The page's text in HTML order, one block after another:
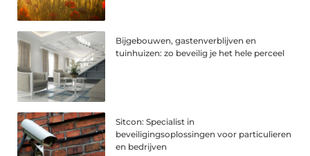
Bijgebouwen, gastenverblijven en
tuinhuizen: zo beveilig je het hele perceel
Sitcon: Specialist in
beveiligingsoplossingen voor particulieren
en bedrijven